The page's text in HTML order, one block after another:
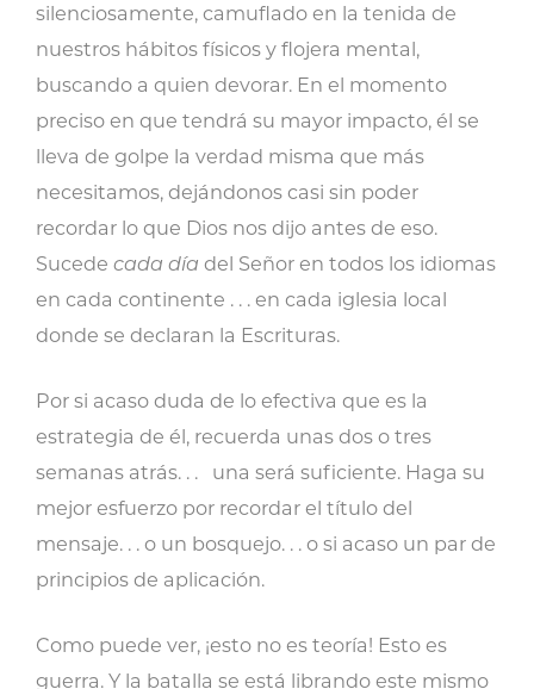
silenciosamente, camuflado en la tenida de
nuestros hábitos físicos y flojera mental,
buscando a quien devorar. En el momento
preciso en que tendrá su mayor impacto, él se
lleva de golpe la verdad misma que más
necesitamos, dejándonos casi sin poder
recordar lo que Dios nos dijo antes de eso.
Sucede cada día del Señor en todos los idiomas
en cada continente . . . en cada iglesia local
donde se declaran la Escrituras.
Por si acaso duda de lo efectiva que es la
estrategia de él, recuerda unas dos o tres
semanas atrás. . . una será suficiente. Haga su
mejor esfuerzo por recordar el título del
mensaje. . . o un bosquejo. . . o si acaso un par de
principios de aplicación.
Como puede ver, ¡esto no es teoría! Esto es
guerra. Y la batalla se está librando este mismo